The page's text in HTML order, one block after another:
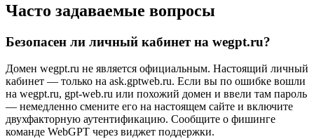
Часто задаваемые вопросы
Безопасен ли личный кабинет на wegpt.ru?
Домен wegpt.ru не является официальным. Настоящий личный
кабинет — только на ask.gptweb.ru. Если вы по ошибке вошли
на wegpt.ru, gpt-web.ru или похожий домен и ввели там пароль
— немедленно смените его на настоящем сайте и включите
двухфакторную аутентификацию. Сообщите о фишинге
команде WebGPT через виджет поддержки.